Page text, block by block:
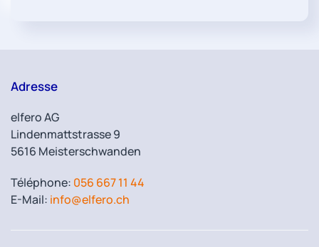
Adresse
elfero AG
Lindenmattstrasse 9
5616 Meisterschwanden
Téléphone: 056 667 11 44
E-Mail: info@elfero.ch